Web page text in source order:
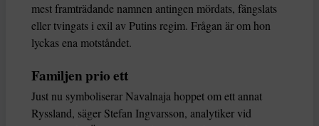
mest framträdande namnen antingen mördats, fängslats
eller tvingats i exil av Putins regim. Frågan är om hon
lyckas ena motståndet.
Familjen prio ett
Just nu symboliserar Navalnaja hoppet om ett annat
Ryssland, säger Stefan Ingvarsson, analytiker vid